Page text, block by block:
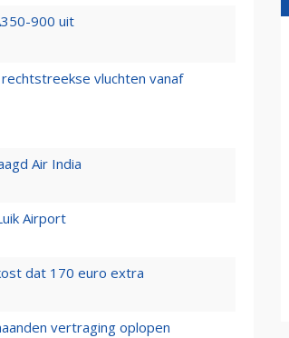
900 uit
vluchten vanaf
Air India
Airport
dat 170 euro extra
vertraging oplopen